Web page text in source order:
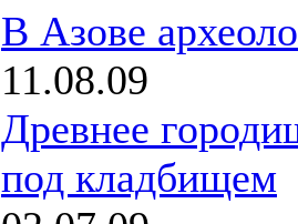
В Азове
11.08.09
Древнее
под кладбищем